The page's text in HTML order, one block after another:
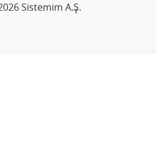
Sistemim A.Ş.